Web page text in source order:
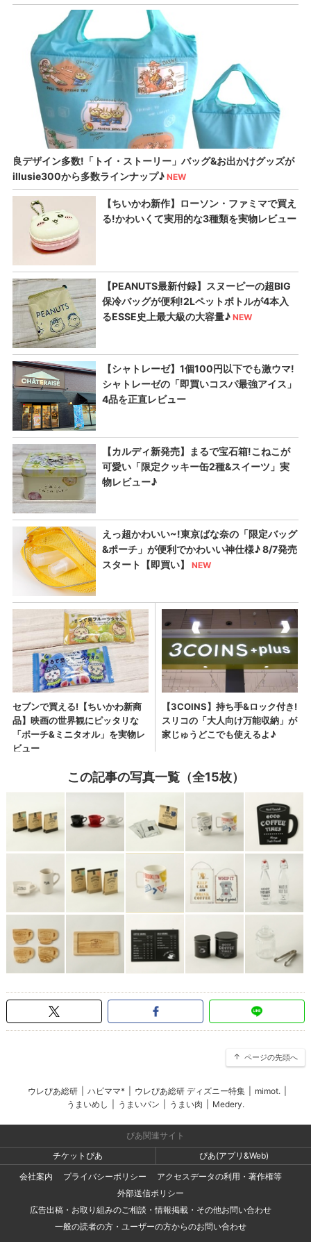
この記事の写真一覧（全15枚）
ページの先頭へ
ウレぴあ総研 ハピママ* ウレぴあ総研 ディズニー特集 mimot.
うまいめし
うまいパン うまい肉 Medery.
ぴあ関連サイト
チケットぴあ
ぴあ(アプリ&Web)
会社案内
プライバシーポリシー
アクセスデータの利用・著作権等
外部送信ポリシー
広告出稿・お取り組みのご相談・情報掲載・その他お問い合わせ
一般の読者の方・ユーザーの方からのお問い合わせ